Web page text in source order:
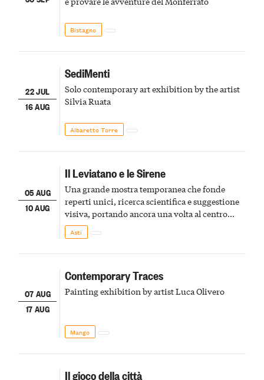
Bistagno
22 JUL
16 AUG
SediMenti
Solo contemporary art exhibition by the artist
Silvia Ruata
Albaretto Torre
05 AUG
10 AUG
Il Leviatano e le Sirene
Una grande mostra temporanea che fonde
reperti unici, ricerca scientifica e suggestione
visiva, portando ancora una volta al centro
della scena le meraviglie del passato astigiano
Asti
07 AUG
17 AUG
Contemporary Traces
Painting exhibition by artist Luca Olivero
Mango
Il gioco della città